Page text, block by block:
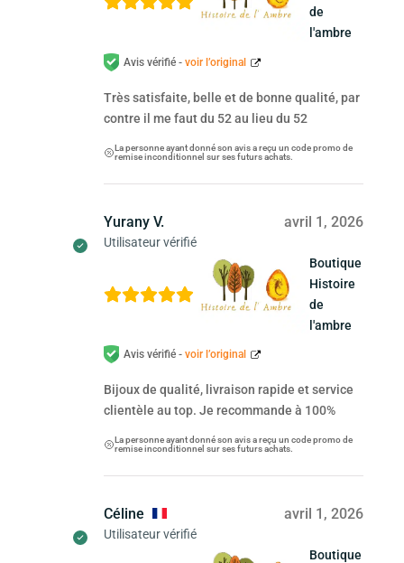
de
l'ambre
Avis vérifié - voir l’original
Très satisfaite, belle et de bonne qualité, par
contre il me faut du 52 au lieu du 52
La personne ayant donné son avis a reçu un code promo de
remise inconditionnel sur ses futurs achats.
Yurany V.
Utilisateur vérifié
avril 1, 2026
Boutique
Histoire
de
l'ambre
Avis vérifié - voir l’original
Bijoux de qualité, livraison rapide et service
clientèle au top. Je recommande à 100%
La personne ayant donné son avis a reçu un code promo de
remise inconditionnel sur ses futurs achats.
Céline
Utilisateur vérifié
avril 1, 2026
Boutique